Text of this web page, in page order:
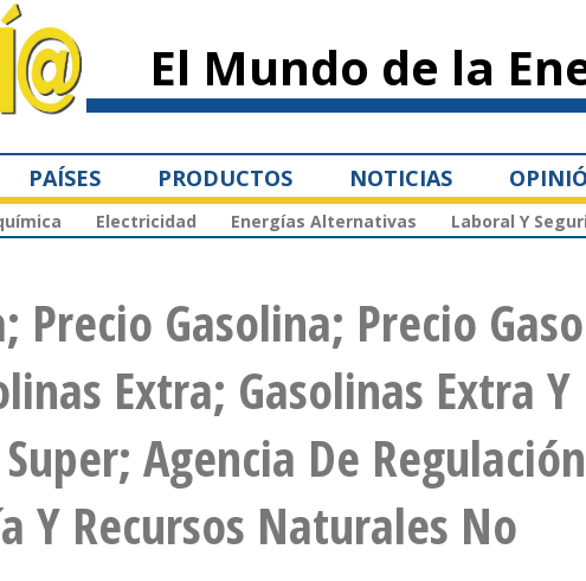
principal
El Mundo de la
PAÍSES PRODUCTOS NOTICIAS
Electricidad Energías Alternativas Laboral Y
Precio Gasolina; Precio
Extra; Gasolinas Extra Y
Agencia De
Y Recursos Naturales No